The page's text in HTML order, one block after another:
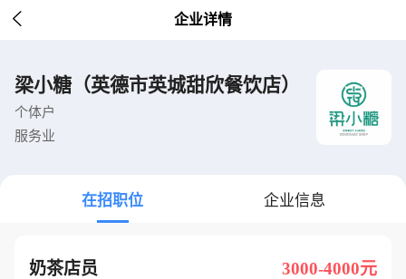
 企业详情
梁小糖（英德市英城甜欣餐饮店）
个体户
服务业
在招职位 企业信息
奶茶店员 3000-4000元